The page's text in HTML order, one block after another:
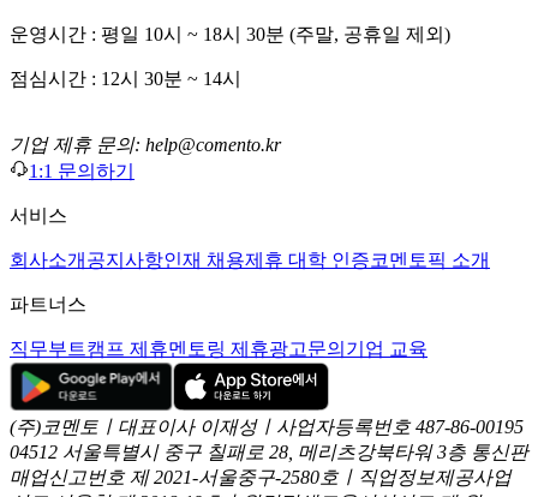
운영시간 : 평일 10시 ~ 18시 30분 (주말, 공휴일 제외)
점심시간 : 12시 30분 ~ 14시
기업 제휴 문의: help@comento.kr
1:1 문의하기
서비스
회사소개 공지사항인재 채용제휴 대학 인증코멘토픽 소개
파트너스
직무부트캠프 제휴멘토링 제휴광고문의 기업 교육
(주)코멘토ㅣ대표이사 이재성ㅣ사업자등록번호 487-86-00195
04512 서울특별시 중구 칠패로 28, 메리츠강북타워 3층 통신판
매업신고번호 제 2021-서울중구-2580호ㅣ직업정보제공사업